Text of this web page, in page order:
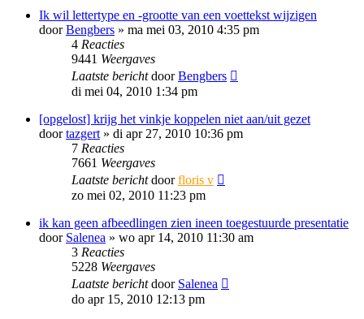
Ik wil lettertype en -grootte van een voettekst wijzigen
doorBengbers » ma mei 03, 2010 4:35 pm
4 Reacties
9441 Weergaves
Laatste berichtdoorBengbers
di mei 04, 2010 1:34 pm
[opgelost] krijg het vinkje koppelen niet aan/uit gezet
doortazgert » di apr 27, 2010 10:36 pm
7 Reacties
7661 Weergaves
Laatste berichtdoorfloris v
zo mei 02, 2010 11:23 pm
ik kan geen afbeedlingen zien ineen toegestuurde presentatie
door Salenea » wo apr 14, 2010 11:30 am
3 Reacties
5228 Weergaves
Laatste berichtdoor Salenea
do apr 15, 2010 12:13 pm